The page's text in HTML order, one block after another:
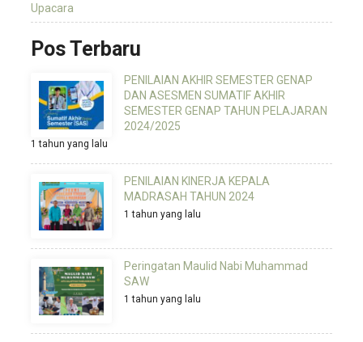
Upacara
Pos Terbaru
PENILAIAN AKHIR SEMESTER GENAP
DAN ASESMEN SUMATIF AKHIR
SEMESTER GENAP TAHUN PELAJARAN
2024/2025
1 tahun yang lalu
PENILAIAN KINERJA KEPALA
MADRASAH TAHUN 2024
1 tahun yang lalu
Peringatan Maulid Nabi Muhammad
SAW
1 tahun yang lalu